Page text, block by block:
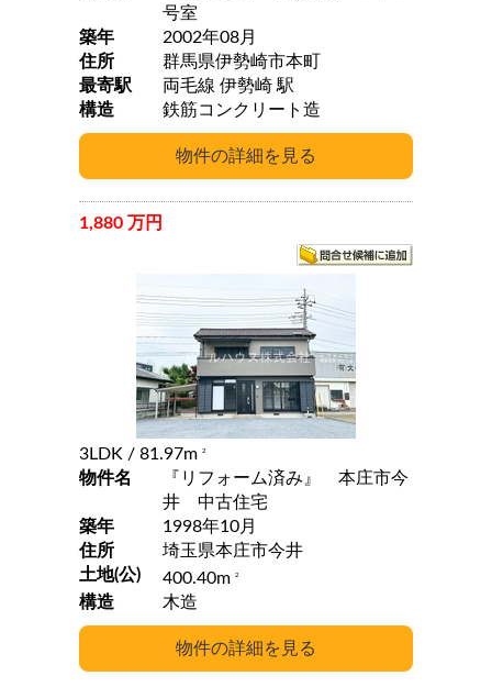
号室
築年
2002年08月
住所
群馬県伊勢崎市本町
最寄駅
両毛線 伊勢崎 駅
構造
鉄筋コンクリート造
1,880 万円
3LDK / 81.97m 2
物件名
『リフォーム済み』 本庄市今
井 中古住宅
築年
1998年10月
住所
埼玉県本庄市今井
土地(公)
400.40m 2
構造 木造